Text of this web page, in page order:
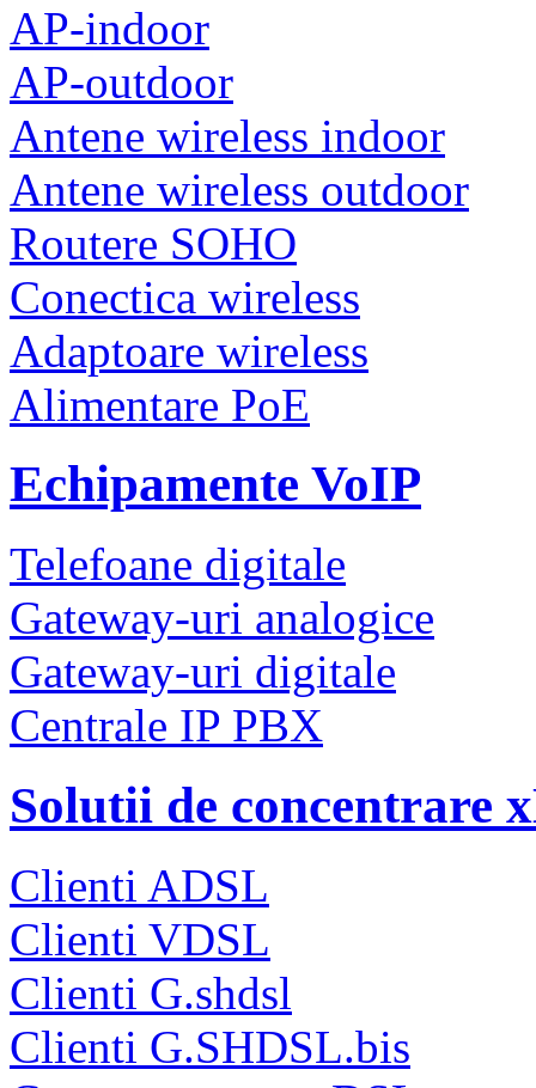
AP-indoor
AP-outdoor
Antene wireless indoor
Antene wireless outdoor
Routere SOHO
Conectica wireless
Adaptoare wireless
Alimentare PoE
Echipamente VoIP
Telefoane digitale
Gateway-uri analogice
Gateway-uri digitale
Centrale IP PBX
Solutii de concentrare
Clienti ADSL
Clienti VDSL
Clienti G.shdsl
Clienti G.SHDSL.bis